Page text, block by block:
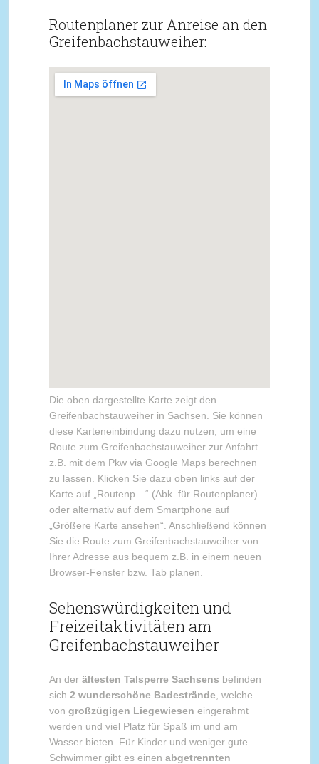
Routenplaner zur Anreise an den
Greifenbachstauweiher:
Die oben dargestellte Karte zeigt den
Greifenbachstauweiher in Sachsen. Sie können
diese Karteneinbindung dazu nutzen, um eine
Route zum Greifenbachstauweiher zur Anfahrt
z.B. mit dem Pkw via Google Maps berechnen
zu lassen. Klicken Sie dazu oben links auf der
Karte auf „Routenp…“ (Abk. für Routenplaner)
oder alternativ auf dem Smartphone auf
„Größere Karte ansehen“. Anschließend können
Sie die Route zum Greifenbachstauweiher von
Ihrer Adresse aus bequem z.B. in einem neuen
Browser-Fenster bzw. Tab planen.
Sehenswürdigkeiten und
Freizeitaktivitäten am
Greifenbachstauweiher
An der ältesten Talsperre Sachsens befinden
sich 2 wunderschöne Badestrände , welche
von großzügigen Liegewiesen eingerahmt
werden und viel Platz für Spaß im und am
Wasser bieten. Für Kinder und weniger gute
Schwimmer gibt es einen abgetrennten